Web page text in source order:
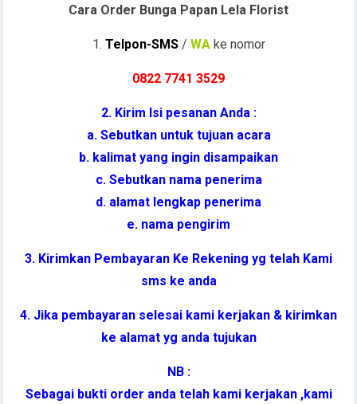
Cara Order Bunga Papan Lela Florist
1. Telpon-SMS/ WAke nomor
0822 7741 3529
2. Kirim Isi pesanan Anda :
a. Sebutkan untuk tujuan acara
b. kalimat yang ingin disampaikan
c. Sebutkan nama penerima
d. alamat lengkap penerima
e. nama pengirim
3. Kirimkan Pembayaran Ke Rekening yg telah Kami
sms ke anda
4. Jika pembayaran selesai kami kerjakan & kirimkan
ke alamat yg anda tujukan
NB :
Sebagai bukti order anda telah kami kerjakan ,kami